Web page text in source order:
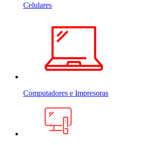
Celulares
Computadores e Impresoras